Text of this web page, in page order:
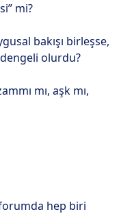
mi?
bakışı birleşse,
olurdu?
mı, aşk mı,
hep biri